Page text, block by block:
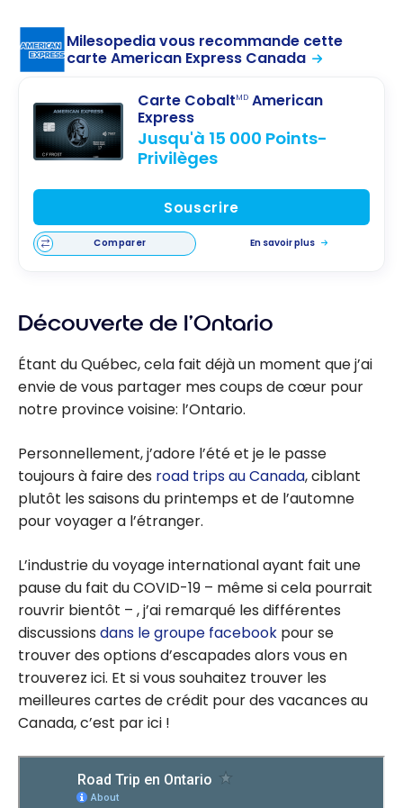
Milesopedia vous recommande cette
carte American Express Canada
Carte CobaltMD American
Express
Jusqu'à 15 000 Points-
Privilèges
Souscrire
Comparer En savoir plus
Découverte de l’Ontario
Étant du Québec, cela fait déjà un moment que j’ai
envie de vous partager mes coups de cœur pour
notre province voisine: l’Ontario.
Personnellement, j’adore l’été et je le passe
toujours à faire des road trips au Canada, ciblant
plutôt les saisons du printemps et de l’automne
pour voyager a l’étranger.
L’industrie du voyage international ayant fait une
pause du fait du COVID-19 – même si cela pourrait
rouvrir bientôt – , j’ai remarqué les différentes
discussions dans le groupe facebook pour se
trouver des options d’escapades alors vous en
trouverez ici. Et si vous souhaitez trouver les
meilleures cartes de crédit pour des vacances au
Canada, c’est par ici !